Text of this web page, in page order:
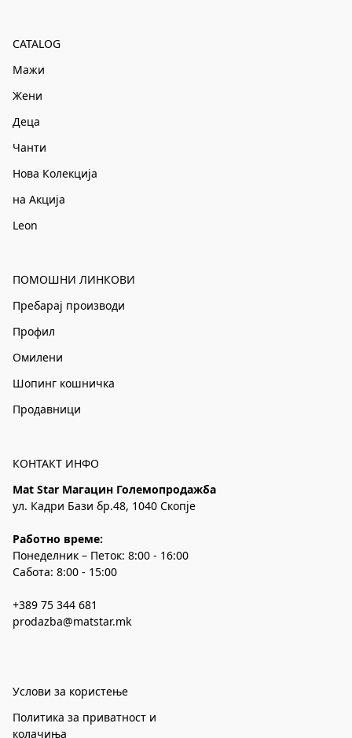
CATALOG
Мажи
Жени
Деца
Чанти
Нова Колекција
на Акција
Leon
ПОМОШНИ ЛИНКОВИ
Пребарај производи
Профил
Омилени
Шопинг кошничка
Продавници
КОНТАКТ ИНФО
Mat Star Магацин Големопродажба
ул. Кадри Бази бр.48, 1040 Скопје
Работно време:
Понеделник – Петок: 8:00 - 16:00
Сабота: 8:00 - 15:00
+389 75 344 681
prodazba@matstar.mk
Услови за користење
Политика за приватност и
колачиња